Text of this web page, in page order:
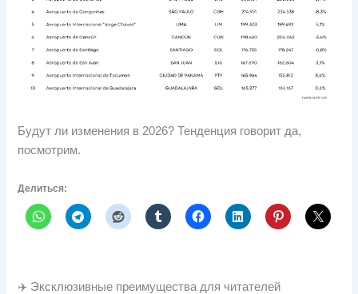
Будут ли изменения в 2026? Тенденция говорит да,
посмотрим.
Делиться:
✈️ Эксклюзивные преимущества для читателей